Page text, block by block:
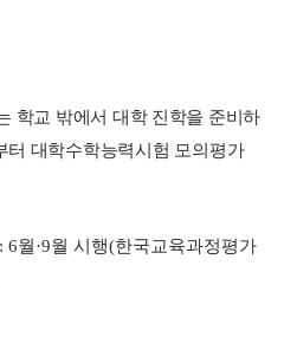
학교 밖에서 대학 진학을 준비하
터 대학수학능력시험 모의평가
: 6월·9월 시행(한국교육과정평가